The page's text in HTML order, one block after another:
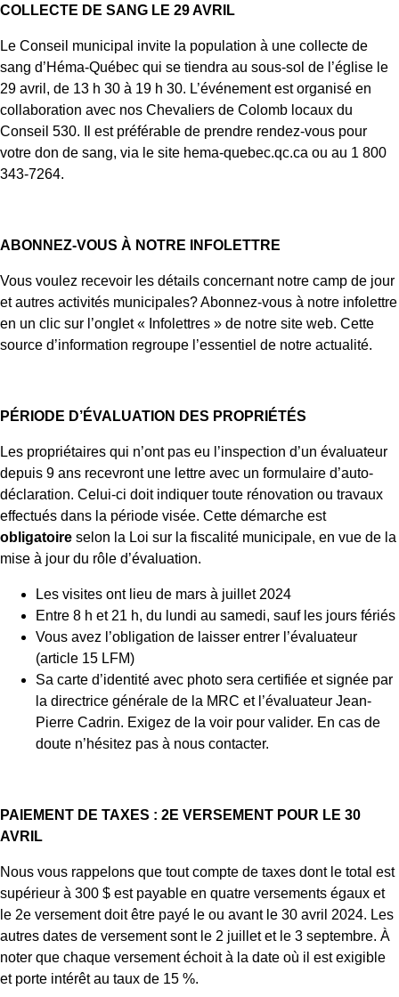
COLLECTE DE SANG LE 29 AVRIL
Le Conseil municipal invite la population à une collecte de
sang d’Héma-Québec qui se tiendra au sous-sol de l’église le
29 avril, de 13 h 30 à 19 h 30. L’événement est organisé en
collaboration avec nos Chevaliers de Colomb locaux du
Conseil 530. Il est préférable de prendre rendez-vous pour
votre don de sang, via le site hema-quebec.qc.ca ou au 1 800
343-7264.
ABONNEZ-VOUS À NOTRE INFOLETTRE
Vous voulez recevoir les détails concernant notre camp de jour
et autres activités municipales? Abonnez-vous à notre infolettre
en un clic sur l’onglet « Infolettres » de notre site web. Cette
source d’information regroupe l’essentiel de notre actualité.
PÉRIODE D’ÉVALUATION DES PROPRIÉTÉS
Les propriétaires qui n’ont pas eu l’inspection d’un évaluateur
depuis 9 ans recevront une lettre avec un formulaire d’auto-
déclaration. Celui-ci doit indiquer toute rénovation ou travaux
effectués dans la période visée. Cette démarche est
obligatoire selon la Loi sur la fiscalité municipale, en vue de la
mise à jour du rôle d’évaluation.
Les visites ont lieu de mars à juillet 2024
Entre 8 h et 21 h, du lundi au samedi, sauf les jours fériés
Vous avez l’obligation de laisser entrer l’évaluateur
(article 15 LFM)
Sa carte d’identité avec photo sera certifiée et signée par
la directrice générale de la MRC et l’évaluateur Jean-
Pierre Cadrin. Exigez de la voir pour valider. En cas de
doute n’hésitez pas à nous contacter.
PAIEMENT DE TAXES : 2E VERSEMENT POUR LE 30
AVRIL
Nous vous rappelons que tout compte de taxes dont le total est
supérieur à 300 $ est payable en quatre versements égaux et
le 2e versement doit être payé le ou avant le 30 avril 2024. Les
autres dates de versement sont le 2 juillet et le 3 septembre. À
noter que chaque versement échoit à la date où il est exigible
et porte intérêt au taux de 15 %.